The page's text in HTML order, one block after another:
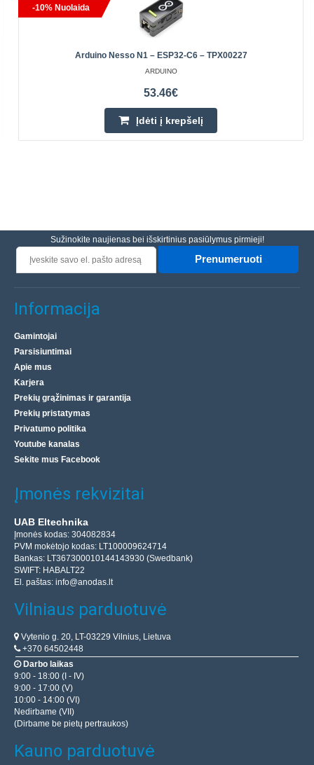
-10% Nuolaida
Arduino Nesso N1 – ESP32-C6 – TPX00227
ARDUINO
53.46€
Įdėti į krepšelį
Sužinokite naujienas bei išskirtinius pasiūlymus pirmieji!
Prenumeruoti
Informacija
Gamintojai
Parsisiuntimai
Apie mus
Karjera
Prekių grąžinimas ir garantija
Prekių pristatymas
Privatumo politika
Youtube kanalas
Sekite mus Facebook
Įmonės rekvizitai
UAB Eltechnika
Įmonės kodas: 304082834
PVM mokėtojo kodas: LT100009624714
Bankas: LT367300010144143930 (Swedbank)
SWIFT: HABALT22
El. paštas: info@anodas.lt
Vilniaus parduotuvė
Vytenio g. 20, LT-03229 Vilnius, Lietuva
+370 64502448
Darbo laikas
9:00 - 18:00 (I - IV)
9:00 - 17:00 (V)
10:00 - 14:00 (VI)
Nedirbame (VII)
(Dirbame be pietų pertraukos)
Kauno parduotuvė